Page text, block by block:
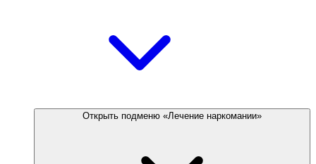
Открыть подменю «Лечение наркомании»